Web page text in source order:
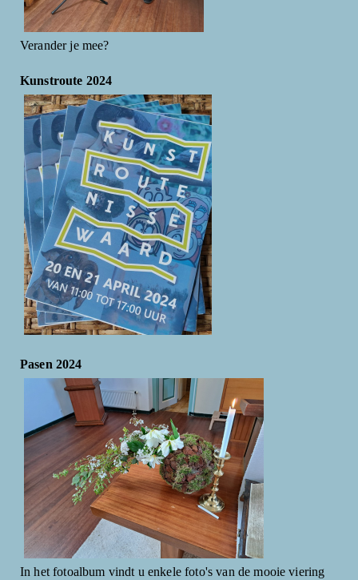
Verander je mee?
Kunstroute 2024
Pasen 2024
In het fotoalbum vindt u enkele foto's van de mooie viering